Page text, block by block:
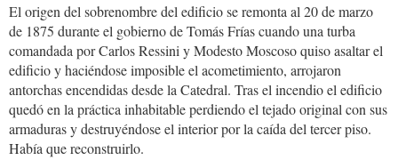
El origen del sobrenombre del edificio se remonta al 20 de marzo
de 1875 durante el gobierno de Tomás Frías cuando una turba
comandada por Carlos Ressini y Modesto Moscoso quiso asaltar el
edificio y haciéndose imposible el acometimiento, arrojaron
antorchas encendidas desde la Catedral. Tras el incendio el edificio
quedó en la práctica inhabitable perdiendo el tejado original con sus
armaduras y destruyéndose el interior por la caída del tercer piso.
Había que reconstruirlo.